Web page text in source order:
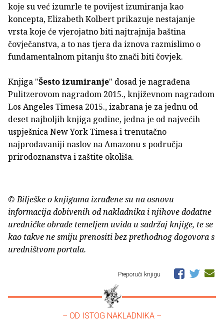
koje su već izumrle te povijest izumiranja kao
koncepta, Elizabeth Kolbert prikazuje nestajanje
vrsta koje će vjerojatno biti najtrajnija baština
čovječanstva, a to nas tjera da iznova razmislimo o
fundamentalnom pitanju što znači biti čovjek.
Knjiga "Šesto izumiranje" dosad je nagrađena
Pulitzerovom nagradom 2015., književnom nagradom
Los Angeles Timesa 2015., izabrana je za jednu od
deset najboljih knjiga godine, jedna je od najvećih
uspješnica New York Timesa i trenutačno
najprodavaniji naslov na Amazonu s područja
prirodoznanstva i zaštite okoliša.
© Bilješke o knjigama izrađene su na osnovu
informacija dobivenih od nakladnika i njihove dodatne
uredničke obrade temeljem uvida u sadržaj knjige, te se
kao takve ne smiju prenositi bez prethodnog dogovora s
uredništvom portala.
Preporuči knjigu
– OD ISTOG NAKLADNIKA –